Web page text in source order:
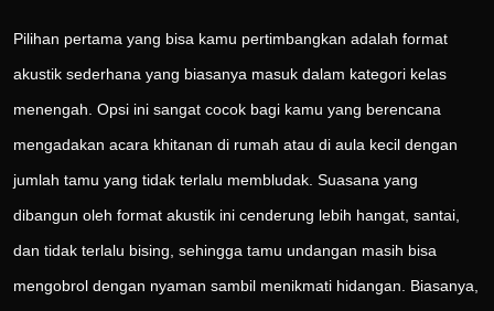
Pilihan pertama yang bisa kamu pertimbangkan adalah format
akustik sederhana yang biasanya masuk dalam kategori kelas
menengah. Opsi ini sangat cocok bagi kamu yang berencana
mengadakan acara khitanan di rumah atau di aula kecil dengan
jumlah tamu yang tidak terlalu membludak. Suasana yang
dibangun oleh format akustik ini cenderung lebih hangat, santai,
dan tidak terlalu bising, sehingga tamu undangan masih bisa
mengobrol dengan nyaman sambil menikmati hidangan. Biasanya,